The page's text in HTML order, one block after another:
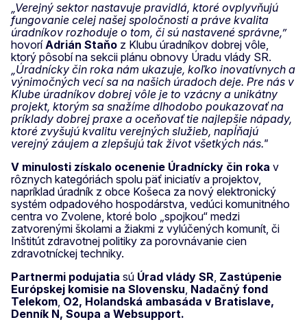
„Verejný sektor nastavuje pravidlá, ktoré ovplyvňujú
fungovanie celej našej spoločnosti a práve kvalita
úradníkov rozhoduje o tom, či sú nastavené správne,”
hovoríAdrián Staňo z Klubu úradníkov dobrej vôle,
ktorý pôsobí na sekcii plánu obnovy Úradu vlády SR.
„Úradnícky čin roka nám ukazuje, koľko inovatívnych a
výnimočných vecí sa na našich úradoch deje. Pre nás v
Klube úradníkov dobrej vôle je to vzácny a unikátny
projekt, ktorým sa snažíme dlhodobo poukazovať na
príklady dobrej praxe a oceňovať tie najlepšie nápady,
ktoré zvyšujú kvalitu verejných služieb, napĺňajú
verejný záujem a zlepšujú tak život všetkých nás."
V minulosti získalo ocenenie Úradnícky čin roka v
rôznych kategóriách spolu päť iniciatív a projektov,
napríklad úradník z obce Košeca za nový elektronický
systém odpadového hospodárstva, vedúci komunitného
centra vo Zvolene, ktoré bolo „spojkou“ medzi
zatvorenými školami a žiakmi z vylúčených komunít, či
Inštitút zdravotnej politiky za porovnávanie cien
zdravotníckej techniky.
Partnermi podujatia sú Úrad vlády SR, Zastúpenie
Európskej komisie na Slovensku, Nadačný fond
Telekom, O2, Holandská ambasáda v Bratislave,
Denník N, Soupa a Websupport.